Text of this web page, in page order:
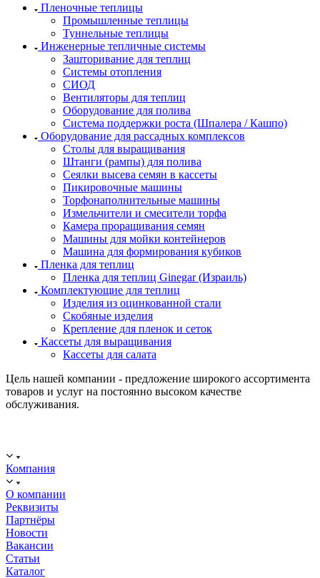
Пленочные теплицы
Промышленные теплицы
Туннельные теплицы
Инженерные тепличные системы
Зашторивание для теплиц
Системы отопления
СИОД
Вентиляторы для теплиц
Оборудование для полива
Система поддержки роста (Шпалера / Кашпо)
Оборудование для рассадных комплексов
Столы для выращивания
Штанги (рампы) для полива
Сеялки высева семян в кассеты
Пикировочные машины
Торфонаполнительные машины
Измельчители и смесители торфа
Камера проращивания семян
Машины для мойки контейнеров
Машина для формирования кубиков
Пленка для теплиц
Пленка для теплиц Ginegar (Израиль)
Комплектующие для теплиц
Изделия из оцинкованной стали
Скобяные изделия
Крепление для пленок и сеток
Кассеты для выращивания
Кассеты для салата
Цель нашей компании - предложение широкого ассортимента
товаров и услуг на постоянно высоком качестве
обслуживания.
Компания
О компании
Реквизиты
Партнёры
Новости
Вакансии
Статьи
Каталог